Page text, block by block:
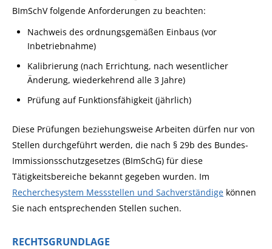
BImSchV folgende Anforderungen zu beachten:
Nachweis des ordnungsgemäßen Einbaus (vor
Inbetriebnahme)
Kalibrierung (nach Errichtung, nach wesentlicher
Änderung, wiederkehrend alle 3 Jahre)
Prüfung auf Funktionsfähigkeit (jährlich)
Diese Prüfungen beziehungsweise Arbeiten dürfen nur von
Stellen durchgeführt werden, die nach § 29b des Bundes-
Immissionsschutzgesetzes (BImSchG) für diese
Tätigkeitsbereiche bekannt gegeben wurden. Im
Recherchesystem Messstellen und Sachverständige können
Sie nach entsprechenden Stellen suchen.
RECHTSGRUNDLAGE